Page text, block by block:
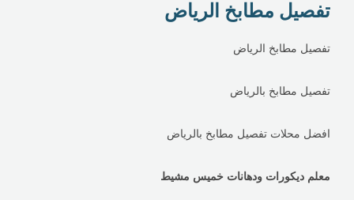
تفصيل مطابخ الرياض
تفصيل مطابخ الرياض
تفصيل مطابخ بالرياض
افضل محلات تفصيل مطابخ بالرياض
معلم ديكورات ودهانات خميس مشيط